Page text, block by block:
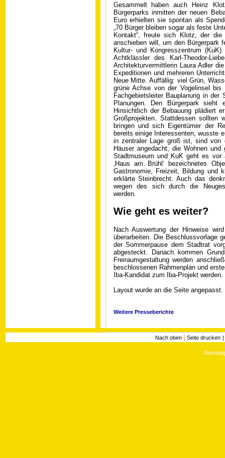
Gesammelt haben auch Heinz
Bürgerparks inmitten der neuen
Euro erhielten sie spontan als
„70 Bürger bleiben sogar als feste
Kontakt“, freute sich Klotz, der die
anschieben will, um den Bürgerpark
Kultur- und Kongresszentrum
Achtklässler des Karl-Theodor-
Architekturvermittlerin Laura Adler
Expeditionen und mehreren
Neue Mitte. Auffällig: viel Grün,
grüne Achse von der Vogelinsel
Fachgebietsleiter Bauplanung in
Planungen. Den Bürgerpark
Hinsichtlich der Bebauung plädiert
Großprojekten. Stattdessen sollten
bringen und sich Eigentümer der
bereits einige Interessenten, wusste
in zentraler Lage groß ist, sind von
Häuser angedacht, die Wohnen und
Stadtmuseum und KuK geht es vor
‚Haus am Brühl‘ bezeichnetes
Gastronomie, Freizeit, Bildung und
erklärte Steinbrecht. Auch das
wegen des sich durch die
werden.
Wie geht es weiter?
Nach Auswertung der Hinweise
überarbeiten. Die Beschlussvorlage
der Sommerpause dem Stadtrat
abgesteckt. Danach kommen
Freiraumgestaltung werden
beschlossenen Rahmenplan und
Iba-Kandidat zum Iba-Projekt werden.
Layout wurde an die Seite angepasst.
Weitere Presseberichte
Nach oben Seite drucken